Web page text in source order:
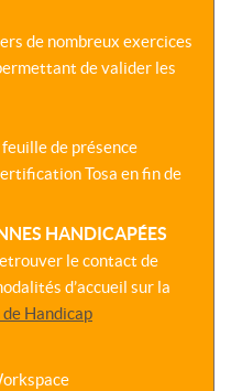
de nombreux exercices
de valider les
de présence
Tosa en fin de
HANDICAPÉES
le contact de
d’accueil sur la
Handicap